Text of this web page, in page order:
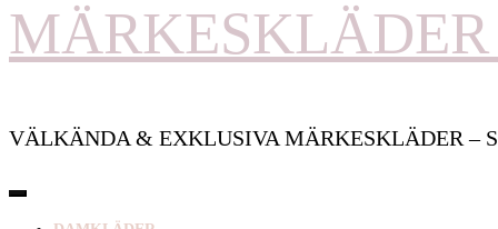
VÄLKÄNDA & EXKLUSIVA MÄRKESKLÄDER –